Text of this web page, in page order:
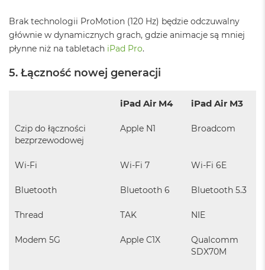
M
a
B
o
r
K
ż
y
a
Brak technologii ProMotion (120 Hz) będzie odczuwalny
głównie w dynamicznych grach, gdzie animacje są mniej
płynne niż na tabletach iPad Pro.
5. Łączność nowej generacji
iPad Air M4 iPad Air M3
Czip do łączności
bezprzewodowej
Apple N1 Broadcom
Wi-Fi Wi-Fi 7 Wi-Fi 6E
Bluetooth Bluetooth 6 Bluetooth 5.3
Thread TAK NIE
Modem 5G Apple C1X
Qualcomm
SDX70M